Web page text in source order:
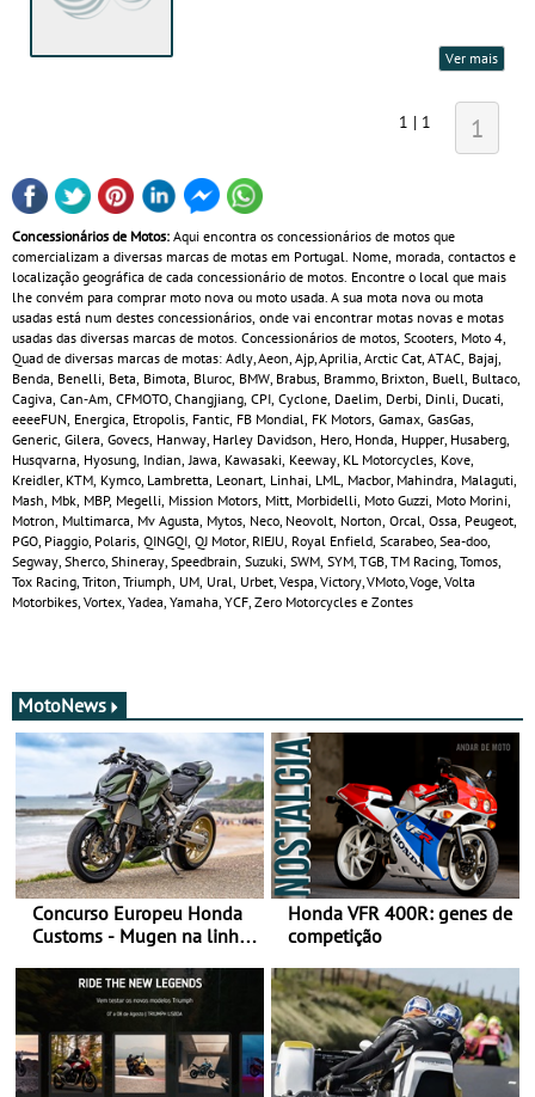
Ver mais
1 | 1 1
Concessionários de Motos: Aqui encontra os concessionários de motos que
comercializam a diversas marcas de motas em Portugal. Nome, morada, contactos e
localização geográfica de cada concessionário de motos. Encontre o local que mais
lhe convém para comprar moto nova ou moto usada. A sua mota nova ou mota
usadas está num destes concessionários, onde vai encontrar motas novas e motas
usadas das diversas marcas de motos. Concessionários de motos, Scooters, Moto 4,
Quad de diversas marcas de motas: Adly, Aeon, Ajp, Aprilia, Arctic Cat, ATAC, Bajaj,
Benda, Benelli, Beta, Bimota, Bluroc, BMW, Brabus, Brammo, Brixton, Buell, Bultaco,
Cagiva, Can‑Am, CFMOTO, Changjiang, CPI, Cyclone, Daelim, Derbi, Dinli, Ducati,
eeeeFUN, Energica, Etropolis, Fantic, FB Mondial, FK Motors, Gamax, GasGas,
Generic, Gilera, Govecs, Hanway, Harley Davidson, Hero, Honda, Hupper, Husaberg,
Husqvarna, Hyosung, Indian, Jawa, Kawasaki, Keeway, KL Motorcycles, Kove,
Kreidler, KTM, Kymco, Lambretta, Leonart, Linhai, LML, Macbor, Mahindra, Malaguti,
Mash, Mbk, MBP, Megelli, Mission Motors, Mitt, Morbidelli, Moto Guzzi, Moto Morini,
Motron, Multimarca, Mv Agusta, Mytos, Neco, Neovolt, Norton, Orcal, Ossa, Peugeot,
PGO, Piaggio, Polaris, QINGQI, QJ Motor, RIEJU, Royal Enfield, Scarabeo, Sea-doo,
Segway, Sherco, Shineray, Speedbrain, Suzuki, SWM, SYM, TGB, TM Racing, Tomos,
Tox Racing, Triton, Triumph, UM, Ural, Urbet, Vespa, Victory, VMoto, Voge, Volta
Motorbikes, Vortex, Yadea, Yamaha, YCF, Zero Motorcycles e Zontes
MotoNews
Concurso Europeu Honda
Customs - Mugen na linha
ganhar
Honda VFR 400R: genes de
competição